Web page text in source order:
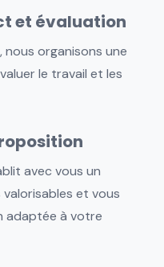
et évaluation
organisons une
le travail et les
avec vous un
et vous
adaptée à votre